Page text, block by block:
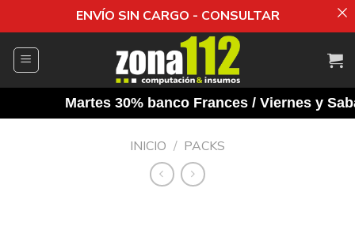
ENVÍO SIN CARGO - CONSULTAR
Martes 30% banco Frances / Viernes y
INICIO / PACKS